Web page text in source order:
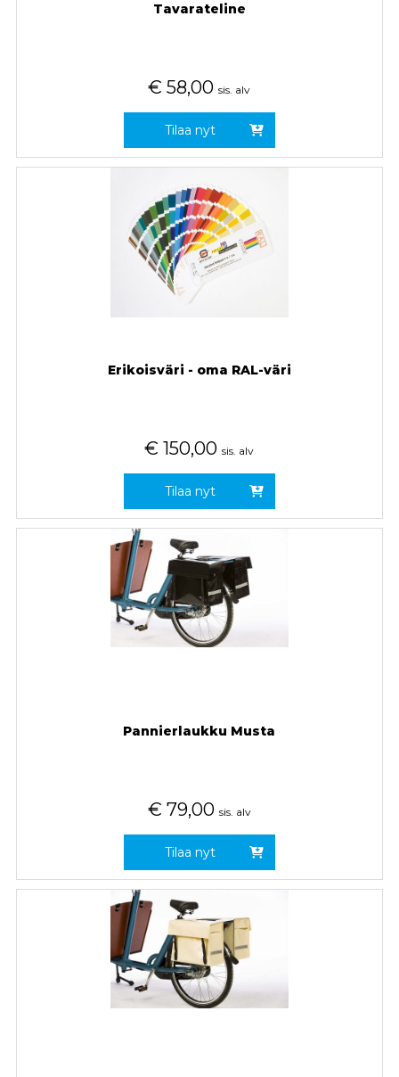
Tavarateline
€ 58,00 sis. alv
Tilaa nyt
Erikoisväri - oma RAL-väri
€ 150,00 sis. alv
Tilaa nyt
Pannierlaukku Musta
€ 79,00 sis. alv
Tilaa nyt